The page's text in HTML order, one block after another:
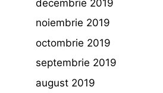
decembrie 2019
noiembrie 2019
octombrie 2019
septembrie 2019
august 2019